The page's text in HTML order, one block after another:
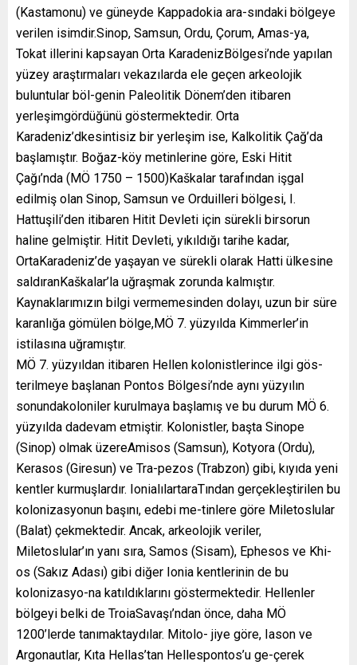
(Kastamonu) ve güneyde Kappadokia ara-sındaki bölgeye
verilen isimdir.Sinop, Samsun, Ordu, Çorum, Amas-ya,
Tokat illerini kapsayan Orta KaradenizBölgesi’nde yapılan
yüzey araştırmaları vekazılarda ele geçen arkeolojik
buluntular böl-genin Paleolitik Dönem’den itibaren
yerleşimgördüğünü göstermektedir. Orta
Karadeniz’dkesintisiz bir yerleşim ise, Kalkolitik Çağ’da
başlamıştır. Boğaz-köy metinlerine göre, Eski Hitit
Çağı’nda (MÖ 1750 – 1500)Kaškalar tarafından işgal
edilmiş olan Sinop, Samsun ve Orduilleri bölgesi, I.
Hattuşili’den itibaren Hitit Devleti için sürekli birsorun
haline gelmiştir. Hitit Devleti, yıkıldığı tarihe kadar,
OrtaKaradeniz’de yaşayan ve sürekli olarak Hatti ülkesine
saldıranKaškalar’la uğraşmak zorunda kalmıştır.
Kaynaklarımızın bilgi vermemesinden dolayı, uzun bir süre
karanlığa gömülen bölge,MÖ 7. yüzyılda Kimmerler’in
istilasına uğramıştır.
MÖ 7. yüzyıldan itibaren Hellen kolonistlerince ilgi gös-
terilmeye başlanan Pontos Bölgesi’nde aynı yüzyılın
sonundakoloniler kurulmaya başlamış ve bu durum MÖ 6.
yüzyılda dadevam etmiştir. Kolonistler, başta Sinope
(Sinop) olmak üzereAmisos (Samsun), Kotyora (Ordu),
Kerasos (Giresun) ve Tra-pezos (Trabzon) gibi, kıyıda yeni
kentler kurmuşlardır. IonialılartaraTından gerçekleştirilen bu
kolonizasyonun başını, edebi me-tinlere göre Miletoslular
(Balat) çekmektedir. Ancak, arkeolojik veriler,
Miletoslular’ın yanı sıra, Samos (Sisam), Ephesos ve Khi-
os (Sakız Adası) gibi diğer Ionia kentlerinin de bu
kolonizasyo-na katıldıklarını göstermektedir. Hellenler
bölgeyi belki de TroiaSavaşı’ndan önce, daha MÖ
1200’lerde tanımaktaydılar. Mitolo- jiye göre, Iason ve
Argonautlar, Kıta Hellas’tan Hellespontos’u ge-çerek